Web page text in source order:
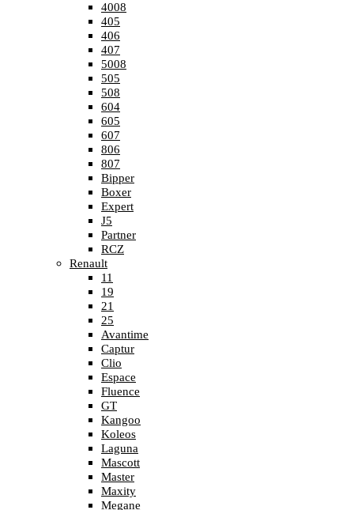
4008
405
406
407
5008
505
508
604
605
607
806
807
Bipper
Boxer
Expert
J5
Partner
RCZ
Renault
11
19
21
25
Avantime
Captur
Clio
Espace
Fluence
GT
Kangoo
Koleos
Laguna
Mascott
Master
Maxity
Megane